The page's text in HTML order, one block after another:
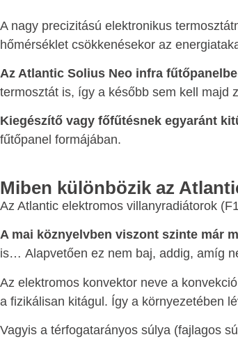
A nagy precizitású elektronikus
hőmérséklet csökkenésekor az
Az Atlantic Solius Neo infra
termosztát is, így a később sem kell majd
Kiegészítő vagy főfűtésnek egyaránt
fűtőpanel formájában.
Miben különbözik az
Az Atlantic elektromos villanyradiátorok
A mai köznyelvben viszont szinte már
is… Alapvetően ez nem baj, addig, amíg
Az elektromos konvektor neve a
a fizikálisan kitágul. Így a környezetében
Vagyis a térfogatarányos súlya (fajlagos